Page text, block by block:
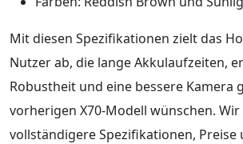
Mit diesen Spezifikationen zielt das
Nutzer ab, die lange Akkulaufzeiten,
Robustheit und eine bessere Kamera
vorherigen X70-Modell wünschen.
vollständigere Spezifikationen, Preise